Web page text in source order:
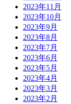
2023年11月
2023年10月
2023年9月
2023年8月
2023年7月
2023年6月
2023年5月
2023年4月
2023年3月
2023年2月